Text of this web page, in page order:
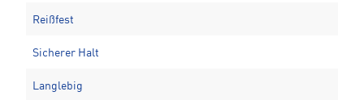
Reißfest
Sicherer Halt
Langlebig